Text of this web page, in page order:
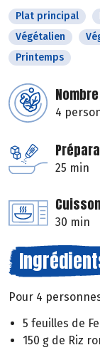
Plat principal
Végétalien
Printemps
4
25 min
Cuisson
30 min
Pour 4
5 feuilles de
150 g de Riz